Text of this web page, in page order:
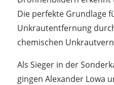
Die perfekte Grundlage
Unkrautentfernung
chemischen
Als Sieger in der
gingen Alexander Lowa